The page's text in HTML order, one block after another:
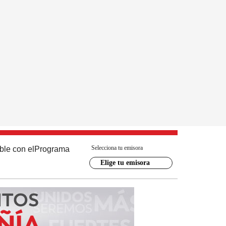
con el Programa Selecciona tu emisora
Elige tu emisora